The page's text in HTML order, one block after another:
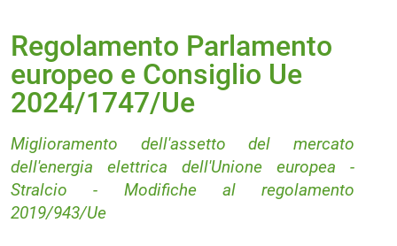
Regolamento Parlamento
europeo e Consiglio Ue
2024/1747/Ue
Miglioramento dell'assetto del mercato
dell'energia elettrica dell'Unione europea -
Stralcio - Modifiche al regolamento
2019/943/Ue